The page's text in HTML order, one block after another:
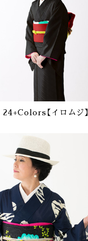
24+Colors【イロムジ】